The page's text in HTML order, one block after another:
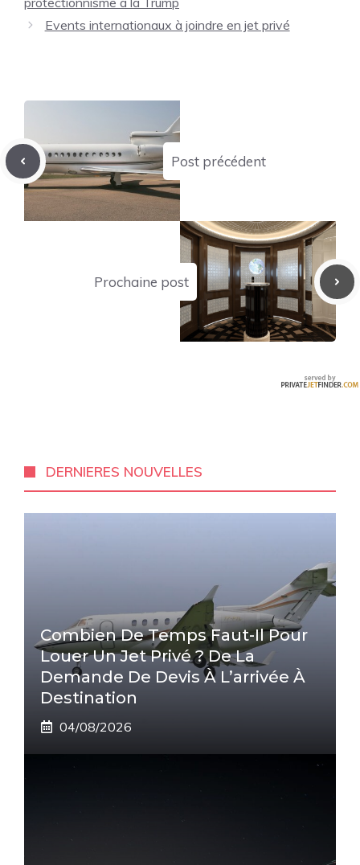
Events internationaux à joindre en jet privé
Post précédent
Prochaine post
DERNIERES NOUVELLES
Combien De Temps Faut-Il Pour
Louer Un Jet Privé ? De La
Demande De Devis À L’arrivée À
Destination
04/08/2026